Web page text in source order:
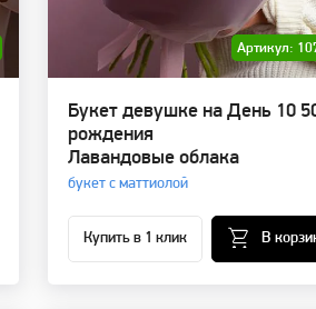
Артикул:
Букет девушке на День
рождения
Лавандовые облака
букет с маттиолой
10
Купить в 1 клик В